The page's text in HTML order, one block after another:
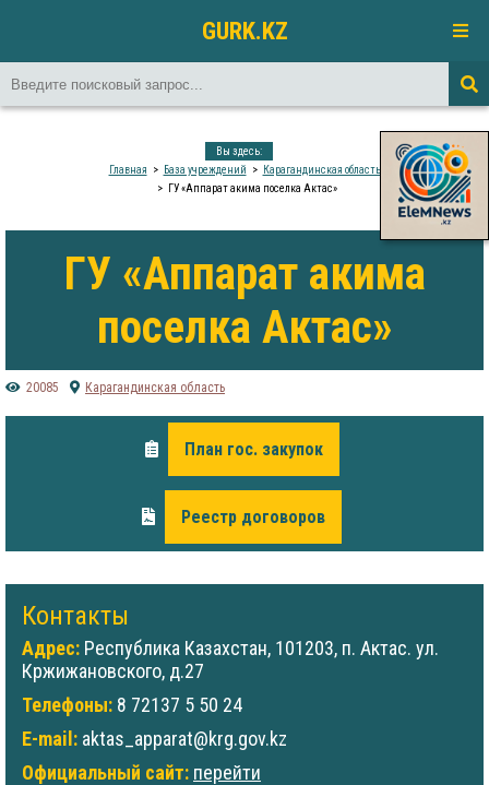
GURK.KZ
Вы здесь:
Главная
База учреждений
Карагандинская область
ГУ «Аппарат акима поселка Актас»
ГУ «Аппарат акима
поселка Актас»
20085 Карагандинская область
План гос. закупок
Реестр договоров
Контакты
Адрес: Республика Казахстан, 101203, п. Актас. ул.
Кржижановского, д.27
Телефоны: 8 72137 5 50 24
E-mail: aktas_apparat@krg.gov.kz
Официальный сайт: перейти